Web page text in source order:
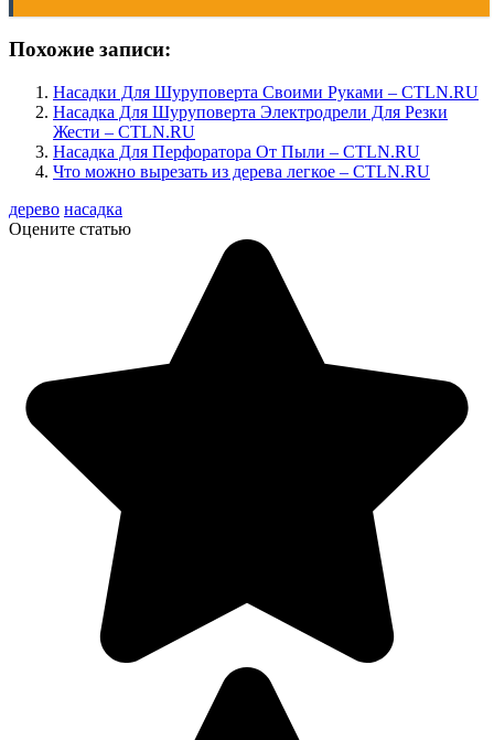
Похожие записи:
Насадки Для Шуруповерта Своими Руками – CTLN.RU
Насадка Для Шуруповерта Электродрели Для Резки
Жести – CTLN.RU
Насадка Для Перфоратора От Пыли – CTLN.RU
Что можно вырезать из дерева легкое – CTLN.RU
дерево насадка
Оцените статью